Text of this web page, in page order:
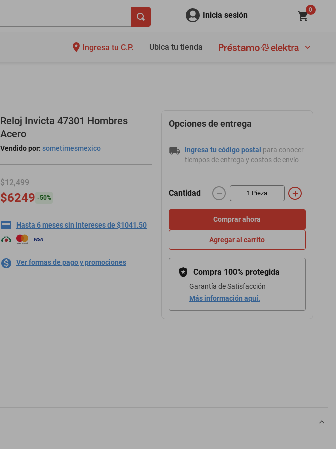
Inicia sesión
0
Ingresa tu C.P. Ubica tu tienda
Reloj Invicta 47301 Hombres
Acero
Vendido por: sometimesmexico
$12,499
$6249 -50%
Hasta 6 meses sin intereses de $1041.50
Ver formas de pago y promociones
Opciones de entrega
Ingresa tu código postal para conocer
tiempos de entrega y costos de envío
Cantidad ＋
－
Comprar ahora
Agregar al carrito
Compra 100% protegida
Garantía de Satisfacción
Más información aquí.